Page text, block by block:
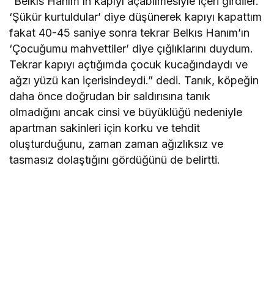
‘Şükür kurtuldular’ diye düşünerek kapıyı kapattım
fakat 40-45 saniye sonra tekrar Belkıs Hanım’ın
‘Çocuğumu mahvettiler’ diye çığlıklarını duydum.
Tekrar kapıyı açtığımda çocuk kucağındaydı ve
ağzı yüzü kan içerisindeydi.” dedi. Tanık, köpeğin
daha önce doğrudan bir saldırısına tanık
olmadığını ancak cinsi ve büyüklüğü nedeniyle
apartman sakinleri için korku ve tehdit
oluşturduğunu, zaman zaman ağızlıksız ve
tasmasız dolaştığını gördüğünü de belirtti.